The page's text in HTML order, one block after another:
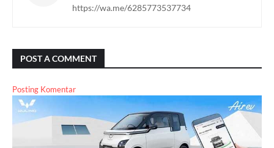
https://wa.me/6285773537734
POST A COMMENT
Posting Komentar